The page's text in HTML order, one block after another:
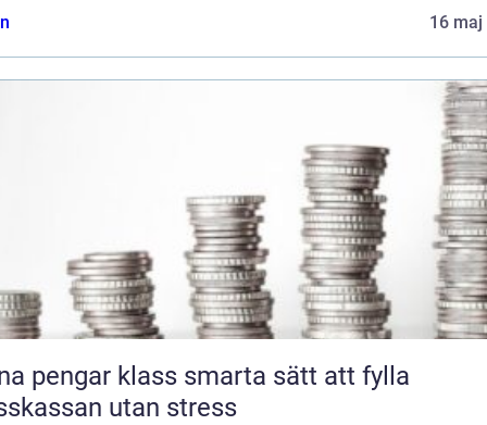
16 maj
klass smarta sätt att fylla
utan stress